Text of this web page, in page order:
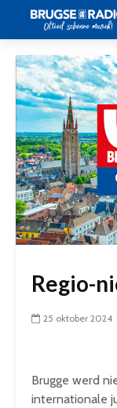
Regio-
25 oktober 2024
Brugge werd
internationale